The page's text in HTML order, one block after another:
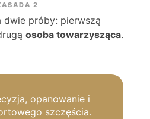
2
dwie próby: pierwszą
osoba towarzysząca.
opanowanie i
szczęścia.